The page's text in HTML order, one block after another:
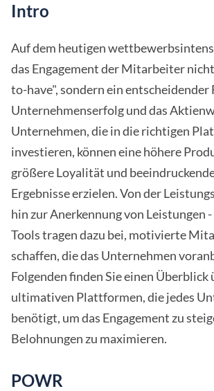
Intro
Auf dem heutigen
das Engagement der Mitarbeiter
to-have", sondern ein entscheidender
Unternehmenserfolg und das
Unternehmen, die in die richtigen
investieren, können eine höhere
größere Loyalität und
Ergebnisse erzielen. Von der
hin zur Anerkennung von Leistungen
Tools tragen dazu bei, motivierte
schaffen, die das Unternehmen
Folgenden finden Sie einen Überblick
ultimativen Plattformen, die jedes
benötigt, um das Engagement zu
Belohnungen zu maximieren.
POWR